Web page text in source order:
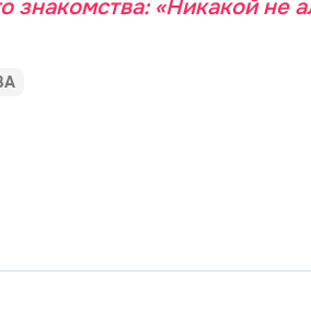
знакомства: «Никакой не